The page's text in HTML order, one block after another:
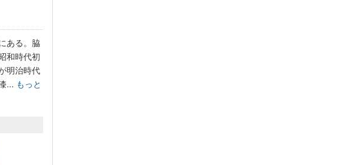
ある。脇
和時代初
明治時代
... もっと